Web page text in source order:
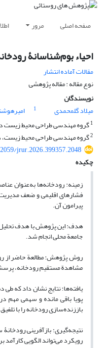
صفحه اصلی مرور
احیاء بوم‌شناسانۀ
مقالات آماده انتشار
نوع مقاله : مقاله پژوهشی
نویسندگان
میلاد گلمحمدی
1
1گروه مهندسی طراحی محیط زیست
2گروه مهندسی طراحی محیط زیست،
jrur.2026.399357.2048
چکیده
زمینه: رودخانه‌ها به‌عنوان
فشارهای اقلیمی و ضعف
پیرامون آن.
هدف: این پژوهش با هدف تحلیل
جامعة محلی انجام شد.
مشاهدة مستقیم رودخانه،
پویا باقی مانده و سهمی
باززنده‌سازی رودخانه را با
نتیجه‌گیری: بازآفرینی
رویکرد می‌تواند الگویی